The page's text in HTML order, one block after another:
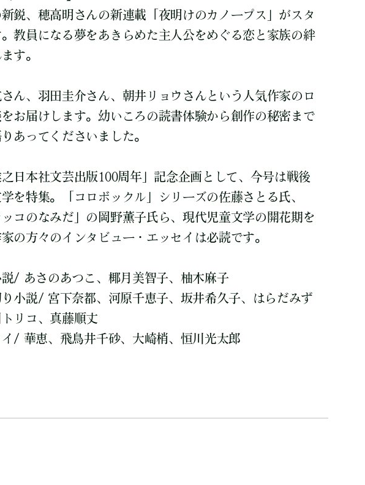
鋭、穂高明さんの新連載「夜明けのカノープス」がスタ
教員になる夢をあきらめた主人公をめぐる恋と家族の絆
す。
さん、羽田圭介さん、朝井リョウさんという人気作家のロ
をお届けします。幼いころの読書体験から創作の秘密まで
あってくださいました。
之日本社文芸出版100周年」記念企画として、今号は戦後
を特集。「コロボックル」シリーズの佐藤さとる氏、
ッコのなみだ」の岡野薫子氏ら、現代児童文学の開花期を
の方々のインタビュー・エッセイは必読です。
/ あさのあつこ、椰月美智子、柚木麻子
小説/ 宮下奈都、河原千恵子、坂井希久子、はらだみず
リコ、真藤順丈
/ 華恵、飛鳥井千砂、大崎梢、恒川光太郎